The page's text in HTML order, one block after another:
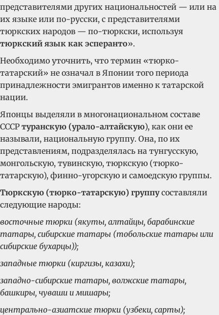
представителями других национальностей — или на
их языке или по-русски, с представителями
тюркских народов — по-тюркски, используя
тюркский язык как эсперанто».
Необходимо уточнить, что термин «тюрко-
татарский» не означал в Японии того периода
принадлежности эмигрантов именно к татарской
нации.
Японцы выделяли в многонациональном составе
СССР туранскую (урало-алтайскую), как они ее
называли, национальную группу. Она, по их
представлениям, подразделялась на тунгусскую,
монгольскую, тувинскую, тюркскую (тюрко-
татарскую), финно-угорскую и самоедскую группы.
Тюркскую (тюрко-татарскую) группусоставляли
следующие народы:
восточные тюрки (якуты, алтайцы, барабинские
татары, сибирские татары (тобольские татары или
сибирские бухарцы));
западные тюрки (киргизы, казахи);
западно-сибирские татары, волжские татары,
башкиры, чуваши и мишары;
центрально-азиатские тюрки (узбеки, сарты);